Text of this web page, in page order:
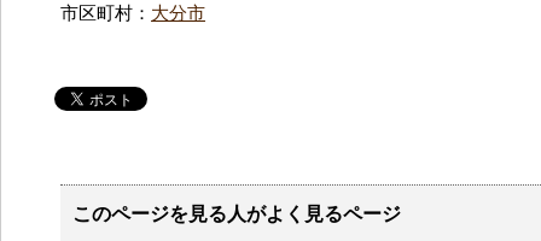
市区町村： 大分市
このページを見る人がよく見るページ